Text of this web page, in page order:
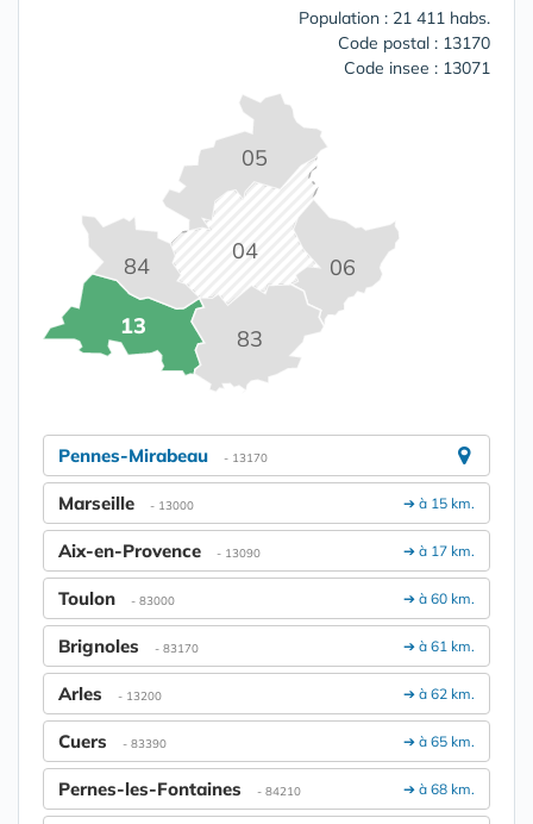
Population : 21 411 habs.
Code postal : 13170
Code insee : 13071
04
05
06
13 83
84
Pennes-Mirabeau - 13170
➔ à 15 km.
Marseille - 13000
➔ à 17 km.
Aix-en-Provence - 13090
➔ à 60 km.
Toulon - 83000
➔ à 61 km.
Brignoles - 83170
➔ à 62 km.
Arles - 13200
➔ à 65 km.
Cuers - 83390
➔ à 68 km.
Pernes-les-Fontaines - 84210